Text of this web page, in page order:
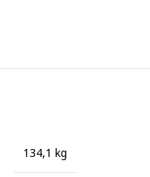
134,1 kg